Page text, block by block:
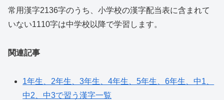
常用漢字2136字のうち、小学校の漢字配当表に含まれて
いない1110字は中学校以降で学習します。
関連記事
1年生、2年生、3年生、4年生、5年生、6年生、中1、
中2、中3で習う漢字一覧